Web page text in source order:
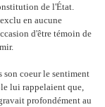
de l'État.
en aucune
d'être témoin de
coeur le sentiment
lui rappelaient que,
profondément au